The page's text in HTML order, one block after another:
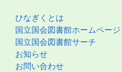
ひなぎくとは
国立国会図書館ホームページ
国立国会図書館サーチ
お知らせ
お問い合わせ